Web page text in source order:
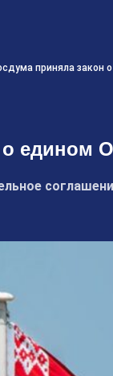
приняла закон
о едином